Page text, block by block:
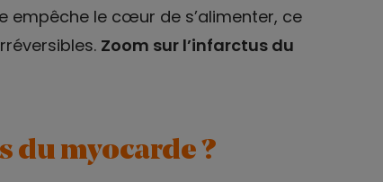
empêche le cœur de s’alimenter, ce
Zoom sur l’infarctus du
du myocarde ?